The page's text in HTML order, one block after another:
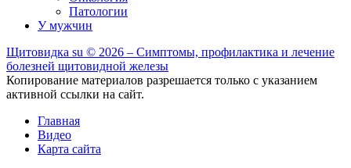
Патологии
У мужчин
Щитовидка su © 2026 – Симптомы, профилактика и лечение
болезней щитовидной железы
Копирование материалов разрешается только с указанием
активной ссылки на сайт.
Главная
Видео
Карта сайта